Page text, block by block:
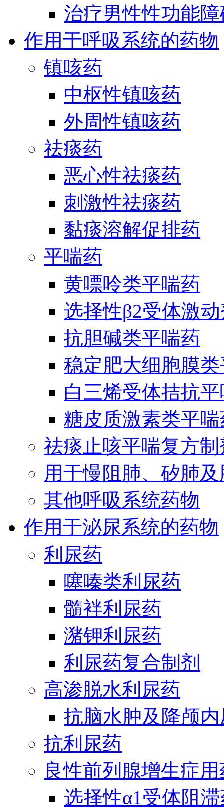
治疗男性性功能
作用于呼吸系统的药物
镇咳药
中枢性镇咳药
外周性镇咳药
祛痰药
恶心性祛痰药
刺激性祛痰药
黏痰溶解促排药
平喘药
黄嘌呤类平喘药
选择性β2受体激
抗胆碱类平喘药
稳定肥大细胞膜
白三烯受体拮抗
糖皮质激素类平
祛痰止咳平喘复方制
用于慢阻肺、矽肺
其他呼吸系统药物
作用于泌尿系统的药物
利尿药
噻嗪类利尿药
髓袢利尿药
潴钾利尿药
利尿药复合制剂
高渗脱水利尿药
抗脑水肿及降颅
抗利尿药
良性前列腺增生症
选择性α1受体阻